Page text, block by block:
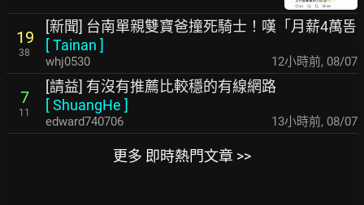
19
38
[新聞] 台南單親雙寶爸撞死騎士！嘆「月薪4萬똠
[Tainan ]
whj0530 12小時前, 08/07
7
11
[請益] 有沒有推薦比較穩的有線網路
[ShuangHe ]
edward740706 13小時前, 08/07
更多 即時熱門文章 >>